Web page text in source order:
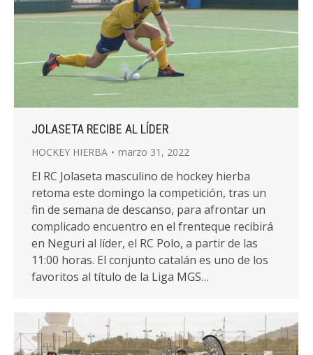
JOLASETA RECIBE AL LÍDER
HOCKEY HIERBA marzo 31, 2022
El RC Jolaseta masculino de hockey hierba
retoma este domingo la competición, tras un
fin de semana de descanso, para afrontar un
complicado encuentro en el frenteque recibirá
en Neguri al líder, el RC Polo, a partir de las
11:00 horas. El conjunto catalán es uno de los
favoritos al título de la Liga MGS…